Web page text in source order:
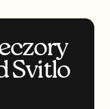
Svitlo